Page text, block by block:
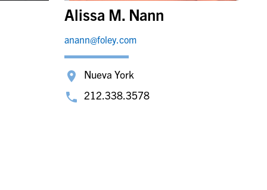
Alissa M. Nann
anann@foley.com
Nueva York
212.338.3578